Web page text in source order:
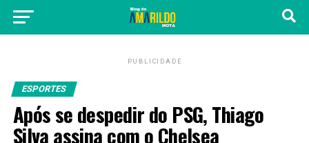
PUBLICIDADE
ESPORTES
Após se despedir do PSG, Thiago
Silva assina com o Chelsea